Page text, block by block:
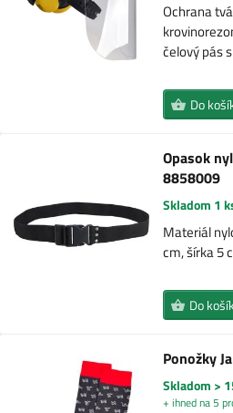
Ochrana
čelový pás
Do
Opasok
8858009
Skladom 1
Materiál
cm, šírka 5
Do
Ponožky
Skladom >
+ ihned na 5